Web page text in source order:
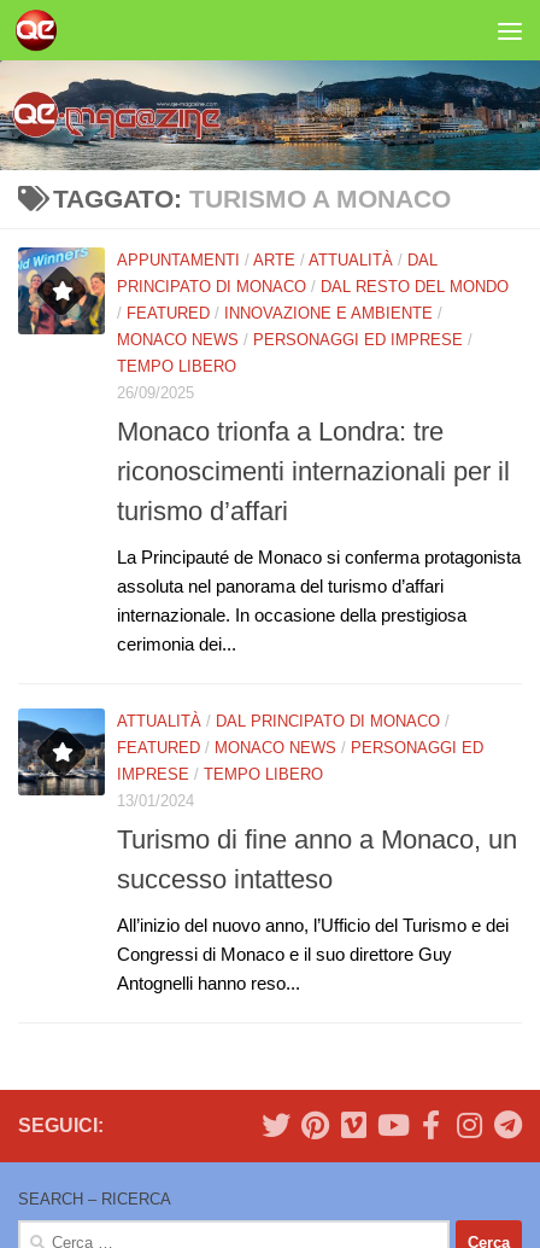
Salta al contenuto
TAGGATO: TURISMO A MONACO
APPUNTAMENTI / ARTE / ATTUALITÀ / DAL
PRINCIPATO DI MONACO / DAL RESTO DEL MONDO
/ FEATURED / INNOVAZIONE E AMBIENTE /
MONACO NEWS / PERSONAGGI ED IMPRESE /
TEMPO LIBERO
26/09/2025
Monaco trionfa a Londra: tre
riconoscimenti internazionali per il
turismo d’affari
La Principauté de Monaco si conferma protagonista
assoluta nel panorama del turismo d’affari
internazionale. In occasione della prestigiosa
cerimonia dei...
ATTUALITÀ / DAL PRINCIPATO DI MONACO /
FEATURED / MONACO NEWS / PERSONAGGI ED
IMPRESE / TEMPO LIBERO
13/01/2024
Turismo di fine anno a Monaco, un
successo intatteso
All’inizio del nuovo anno, l’Ufficio del Turismo e dei
Congressi di Monaco e il suo direttore Guy
Antognelli hanno reso...
SEGUICI:
SEARCH – RICERCA
Ricerca